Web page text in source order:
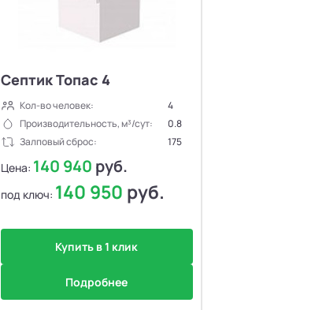
Септик Топас 4
Кол-во человек:
4
Производительность, м³/сут:
0.8
Залповый сброс:
175
Цена: 140 940 руб.
под ключ: 140 950 руб.
Купить в 1 клик
Подробнее